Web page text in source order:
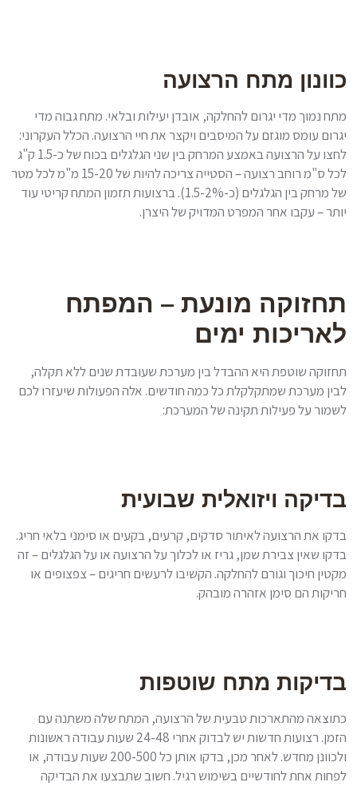
כוונון מתח הרצועה
מתח נמוך מדי יגרום להחלקה, אובדן יעילות ובלאי. מתח גבוה מדי
יגרום עומס מוגזם על המיסבים ויקצר את חיי הרצועה. הכלל העקרוני:
לחצו על הרצועה באמצע המרחק בין שני הגלגלים בכוח של כ-1.5 ק"ג
לכל ס"מ רוחב רצועה – הסטייה צריכה להיות של 15-20 מ"מ לכל מטר
של מרחק בין הגלגלים (כ-1.5-2%). ברצועות תזמון המתח קריטי עוד
יותר – עקבו אחר המפרט המדויק של היצרן.
תחזוקה מונעת – המפתח
לאריכות ימים
תחזוקה שוטפת היא ההבדל בין מערכת שעובדת שנים ללא תקלה,
לבין מערכת שמתקלקלת כל כמה חודשים. אלה הפעולות שיעזרו לכם
לשמור על פעילות תקינה של המערכת:
בדיקה ויזואלית שבועית
בדקו את הרצועה לאיתור סדקים, קרעים, בקעים או סימני בלאי חריג.
בדקו שאין צבירת שמן, גריז או לכלוך על הרצועה או על הגלגלים – זה
מקטין חיכוך וגורם להחלקה. הקשיבו לרעשים חריגים – צפצופים או
חריקות הם סימן אזהרה מובהק.
בדיקות מתח שוטפות
כתוצאה מהתארכות טבעית של הרצועה, המתח שלה משתנה עם
הזמן. רצועות חדשות יש לבדוק אחרי 24-48 שעות עבודה ראשונות
ולכוונן מחדש. לאחר מכן, בדקו אותן כל 200-500 שעות עבודה, או
לפחות אחת לחודשיים בשימוש רגיל. חשוב שתבצעו את הבדיקה